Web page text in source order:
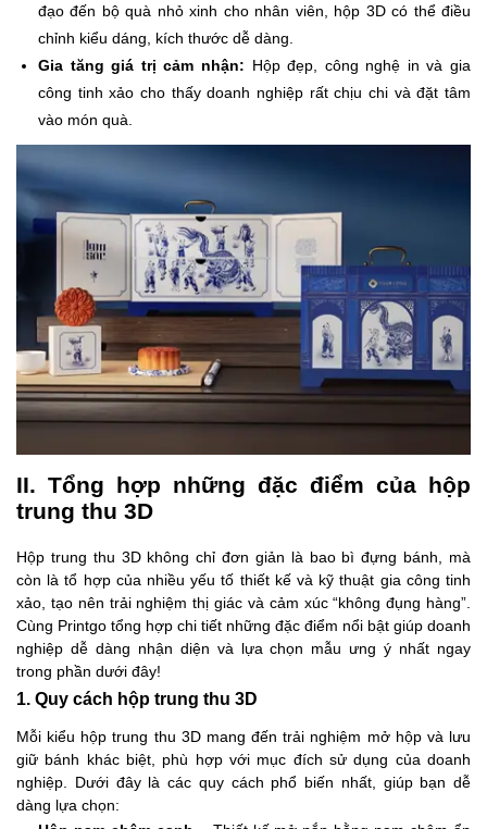
đạo đến bộ quà nhỏ xinh cho nhân viên, hộp 3D có thể điều
chỉnh kiểu dáng, kích thước dễ dàng.
Gia tăng giá trị cảm nhận: Hộp đẹp, công nghệ in và gia
công tinh xảo cho thấy doanh nghiệp rất chịu chi và đặt tâm
vào món quà.
II. Tổng hợp những đặc điểm của hộp
trung thu 3D
Hộp trung thu 3D không chỉ đơn giản là bao bì đựng bánh, mà
còn là tổ hợp của nhiều yếu tố thiết kế và kỹ thuật gia công tinh
xảo, tạo nên trải nghiệm thị giác và cảm xúc “không đụng hàng”.
Cùng Printgo tổng hợp chi tiết những đặc điểm nổi bật giúp doanh
nghiệp dễ dàng nhận diện và lựa chọn mẫu ưng ý nhất ngay
trong phần dưới đây!
1. Quy cách hộp trung thu 3D
Mỗi kiểu hộp trung thu 3D mang đến trải nghiệm mở hộp và lưu
giữ bánh khác biệt, phù hợp với mục đích sử dụng của doanh
nghiệp. Dưới đây là các quy cách phổ biến nhất, giúp bạn dễ
dàng lựa chọn: